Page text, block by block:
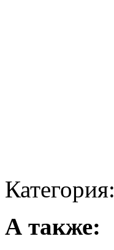
Категория:
А также: